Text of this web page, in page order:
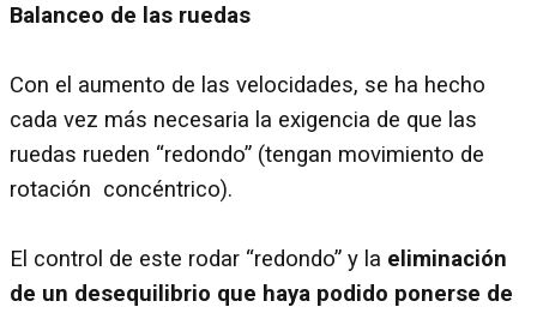
Balanceo de las ruedas
Con el aumento de las velocidades, se ha hecho
cada vez más necesaria la exigencia de que las
ruedas rueden “redondo” (tengan movimiento de
rotación concéntrico).
El control de este rodar “redondo” y la eliminación
de un desequilibrio que haya podido ponerse de